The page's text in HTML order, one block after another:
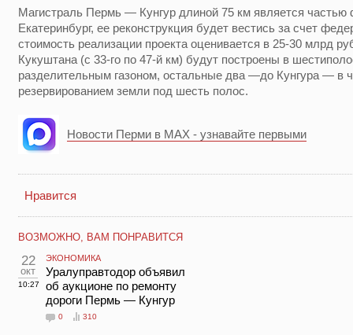
Магистраль Пермь — Кунгур длиной 75 км является
Екатеринбург, ее реконструкция будет вестись за счет
стоимость реализации проекта оценивается в 25-30 млрд
Кукуштана (с 33-го по 47-й км) будут построены в
разделительным газоном, остальные два —до Кунгура — в
резервированием земли под шесть полос.
Новости Перми в MAX - узнавайте первыми
Нравится
ВОЗМОЖНО, ВАМ ПОНРАВИТСЯ
22
окт
10:27
ЭКОНОМИКА
Уралуправтодор объявил
об аукционе по ремонту
дороги Пермь — Кунгур
0 310